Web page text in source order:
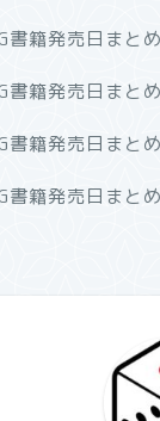
書籍発売日まと
書籍発売日まと
書籍発売日まと
書籍発売日まと